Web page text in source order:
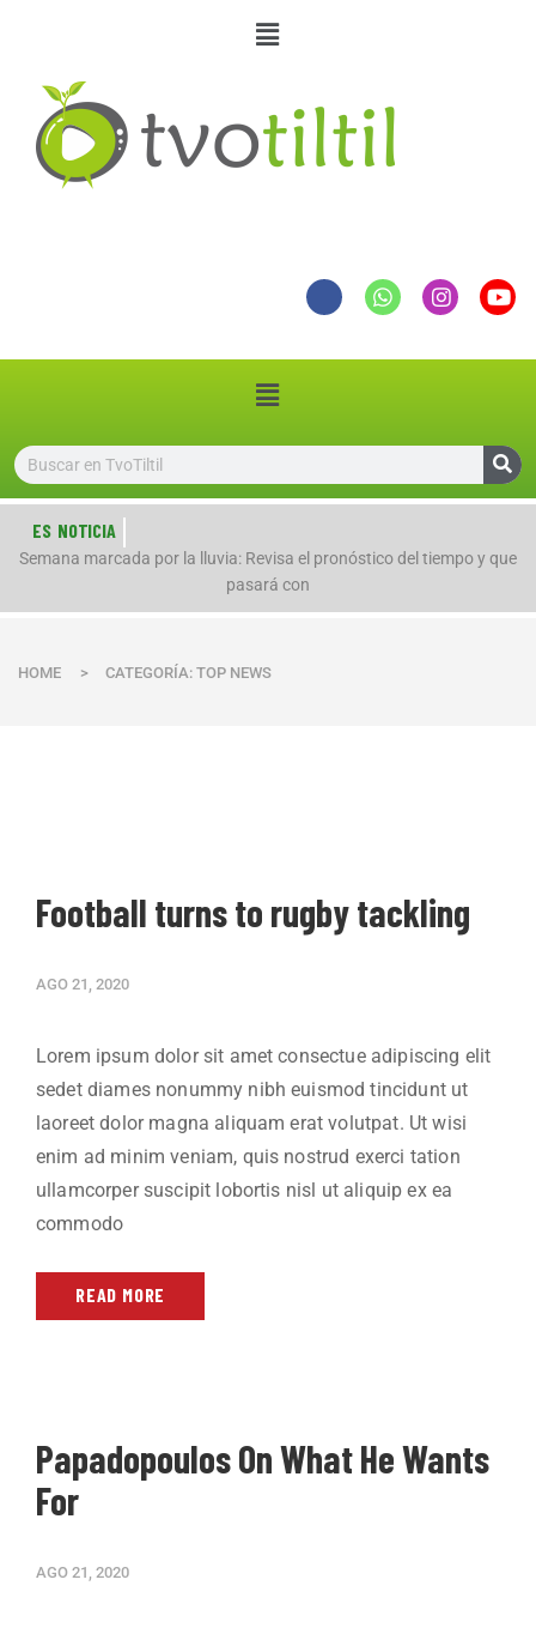
ES NOTICIA
Semana marcada por la lluvia: Revisa el pronóstico del tiempo y que
pasará con
HOME > CATEGORÍA: TOP NEWS
Football turns to rugby tackling
AGO 21, 2020
Lorem ipsum dolor sit amet consectue adipiscing elit
sedet diames nonummy nibh euismod tincidunt ut
laoreet dolor magna aliquam erat volutpat. Ut wisi
enim ad minim veniam, quis nostrud exerci tation
ullamcorper suscipit lobortis nisl ut aliquip ex ea
commodo
READ MORE
Papadopoulos On What He Wants
For
AGO 21, 2020